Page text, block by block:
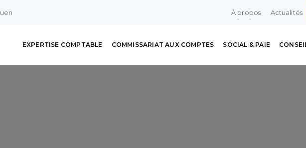
À propos Actualités
EXPERTISE COMPTABLE COMMISSARIAT AUX COMPTES SOCIAL & PAIE